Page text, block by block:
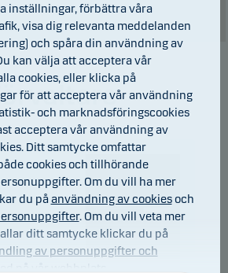
Tabell
inställningar, förbättra våra
visa dig relevanta meddelanden
och spåra din användning av
kan välja att acceptera vår
cookies, eller klicka på
för att acceptera vår användning
och marknadsföringscookies
acceptera vår användning av
Ditt samtycke omfattar
cookies och tillhörande
Om du vill ha mer
du påanvändning av cookiesoch
. Om du vill veta mer
ditt samtycke klickar du på
av personuppgifter och